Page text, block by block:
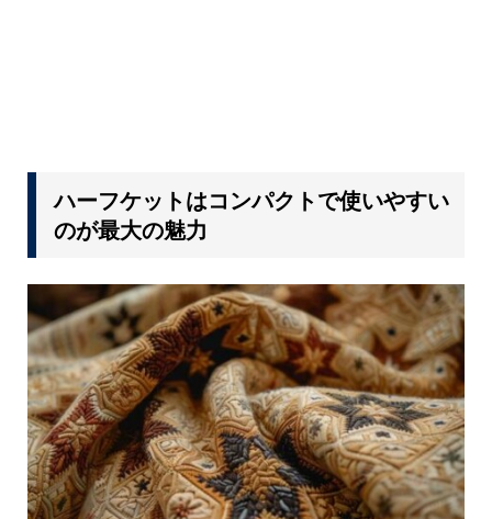
ハーフケットはコンパクトで使いやすい
のが最大の魅力